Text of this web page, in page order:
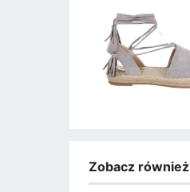
Zobacz również